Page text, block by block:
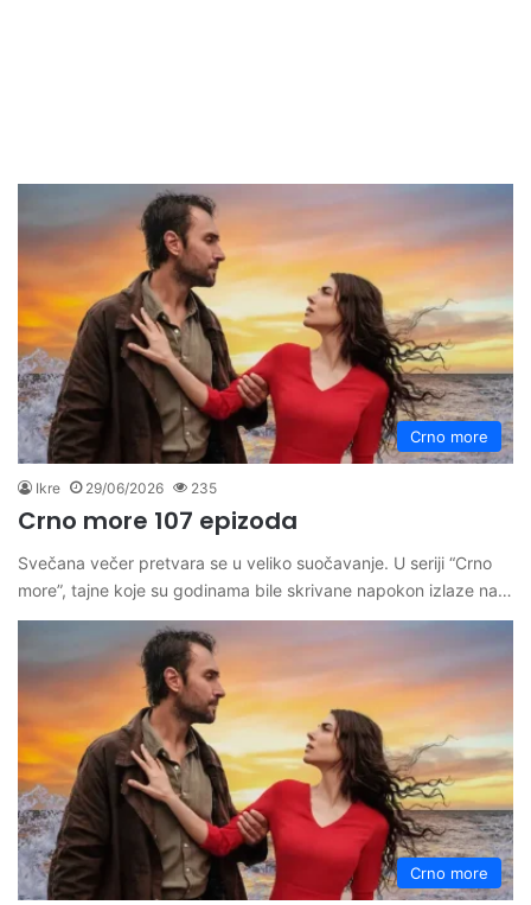
Crno more
Ikre 29/06/2026 235
Crno more 107 epizoda
Svečana večer pretvara se u veliko suočavanje. U seriji “Crno
more”, tajne koje su godinama bile skrivane napokon izlaze na…
Crno more